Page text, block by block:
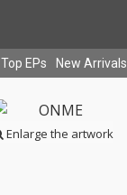
Top EPs New Arrivals
Enlarge the artwork